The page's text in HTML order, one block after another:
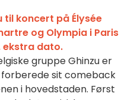
til koncert på Élysée
og Olympia i Paris
ekstra dato.
gruppe Ghinzu er
sit comeback
i hovedstaden. Først